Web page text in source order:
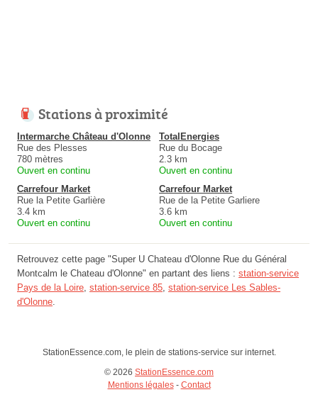
Stations à proximité
Intermarche Château d'Olonne
Rue des Plesses
780 mètres
Ouvert en continu
TotalEnergies
Rue du Bocage
2.3 km
Ouvert en continu
Carrefour Market
Rue la Petite Garlière
3.4 km
Ouvert en continu
Carrefour Market
Rue de la Petite Garliere
3.6 km
Ouvert en continu
Retrouvez cette page "Super U Chateau d'Olonne Rue du Général
Montcalm le Chateau d'Olonne" en partant des liens : station-service
Pays de la Loire station-service 85 station-service Les Sables-
d'Olonne
StationEssence.com, le plein de stations-service sur internet.
© 2026 StationEssence.com
Mentions légales- Contact